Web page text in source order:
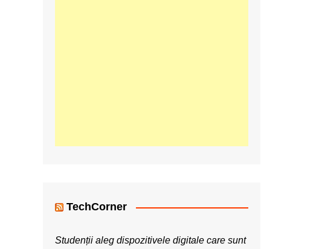
TechCorner
Studenții aleg dispozitivele digitale care sunt